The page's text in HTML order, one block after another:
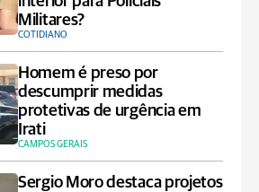
Militares?
COTIDIANO
Homem é preso por
descumprir medidas
protetivas de urgência em
Irati
CAMPOS GERAIS
Sergio Moro destaca projetos